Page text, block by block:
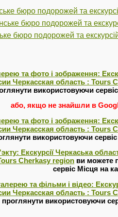
бюро подорожей та
бюро подорожей та
бюро подорожей та
та фото і зображення:
Черкасская область : Tours
використовуючи
або, якщо не знайшли в
та фото і зображення:
Черкасская область : Tours
використовуючи
Екскурсії Черкаська
Cherkasy region ви можете
сервіс Місця на
та фільми і відео:
Черкасская область : Tours
проглянути використовуючи